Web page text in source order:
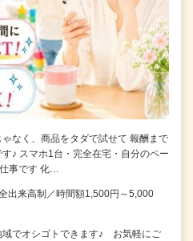
なく、商品をタダで試せて 報酬まで
♪ スマホ1台・完全在宅・自分のペー
事です 化…
出来高制／時間額1,500円～5,000
域でオシゴトできます♪ お気軽にご